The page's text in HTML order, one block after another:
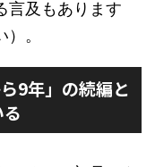
言及もあります
。
9年」の続編と